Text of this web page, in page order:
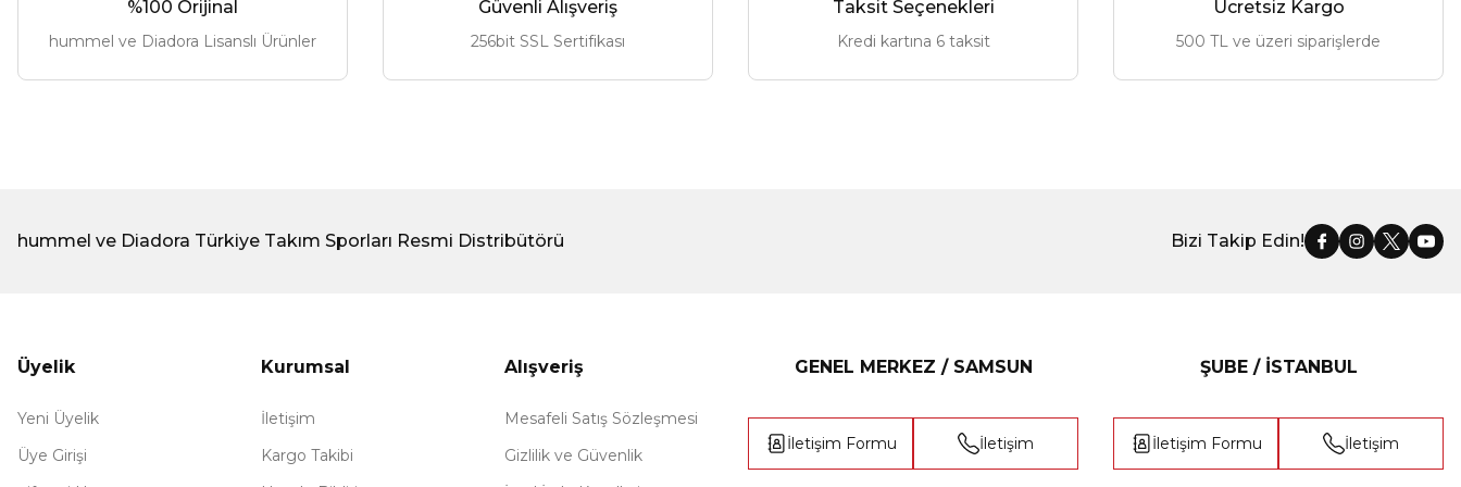
%100 Orijinal
hummel ve Diadora Lisanslı Ürünler
Güvenli Alışveriş
256bit SSL Sertifikası
Taksit Seçenekleri
Kredi kartına 6 taksit
Ücretsiz Kargo
500 TL ve üzeri siparişlerde
hummel ve Diadora Türkiye Takım Sporları Resmi Distribütörü Bizi Takip Edin!
Üyelik
Yeni Üyelik
Üye Girişi
Kurumsal
İletişim
Kargo Takibi
Alışveriş
Mesafeli Satış Sözleşmesi
Gizlilik ve Güvenlik
GENEL MERKEZ / SAMSUN
İletişim Formu İletişim
ŞUBE / İSTANBUL
İletişim Formu İletişim